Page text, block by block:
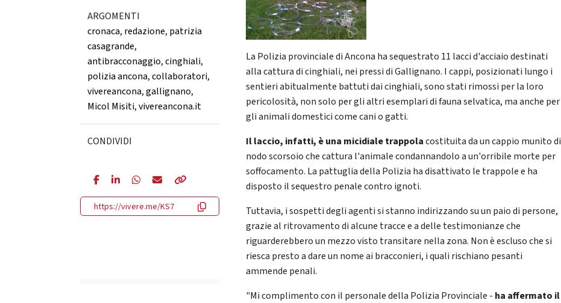
ARGOMENTI
cronaca, redazione, patrizia
casagrande,
antibracconaggio,cinghiali,
polizia ancona,collaboratori,
vivereancona,gallignano,
Micol Misiti,vivereancona.it
CONDIVIDI
https://vivere.me/KS7
La Polizia provinciale di Ancona ha sequestrato 11 lacci d'acciaio destinati
alla cattura di cinghiali, nei pressi di Gallignano. I cappi, posizionati lungo i
sentieri abitualmente battuti dai cinghiali, sono stati rimossi per la loro
pericolosità, non solo per gli altri esemplari di fauna selvatica, ma anche per
gli animali domestici come cani o gatti.
Il laccio, infatti, è una micidiale trappolacostituita da un cappio munito di
nodo scorsoio che cattura l'animale condannandolo a un'orribile morte per
soffocamento. La pattuglia della Polizia ha disattivato le trappole e ha
disposto il sequestro penale contro ignoti.
Tuttavia, i sospetti degli agenti si stanno indirizzando su un paio di persone,
grazie al ritrovamento di alcune tracce e a delle testimonianze che
riguarderebbero un mezzo visto transitare nella zona. Non è escluso che si
riesca presto a dare un nome ai bracconieri, i quali rischiano pesanti
ammende penali.
"Mi complimento con il personale della Polizia Provinciale - ha affermato il